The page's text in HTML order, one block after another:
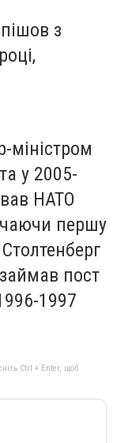
з
міністром
у 2005-
НАТО
першу
пост
1997
Ctrl + Enter, щоб